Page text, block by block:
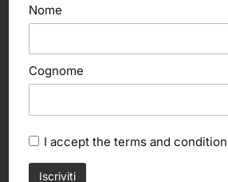
Nome
Cognome
I accept the terms and